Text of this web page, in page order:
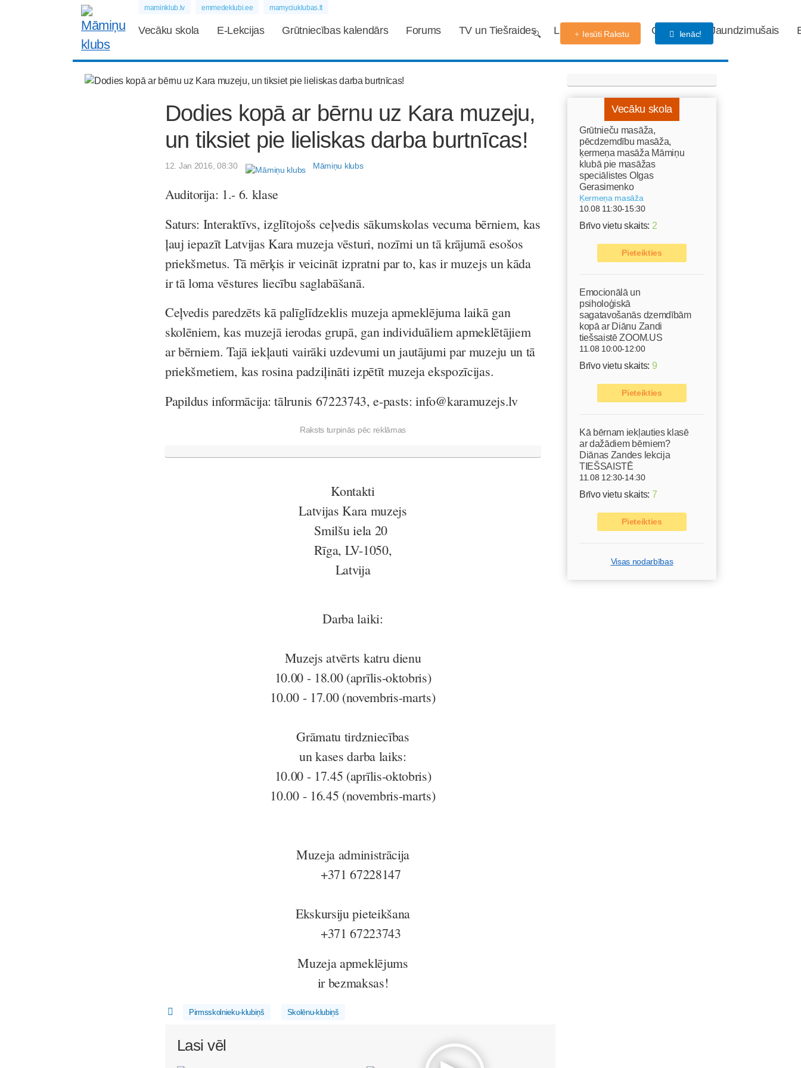
maminklub.lv emmedeklubi.ee mamyciuklubas.lt
Vecāku skola E-Lekcijas Grūtniecības kalendārs Forums TV un Tiešraides Labdarības fonds Gaidības Jaundzimušais
Iesūti Rakstu Ienāc!
Dodies kopā ar bērnu uz Kara muzeju,
un tiksiet pie lieliskas darba burtnīcas!
12. Jan 2016, 08:30 Māmiņu klubs
Auditorija: 1.- 6. klase
Saturs: Interaktīvs, izglītojošs ceļvedis sākumskolas vecuma bērniem, kas
ļauj iepazīt Latvijas Kara muzeja vēsturi, nozīmi un tā krājumā esošos
priekšmetus. Tā mērķis ir veicināt izpratni par to, kas ir muzejs un kāda
ir tā loma vēstures liecību saglabāšanā.
Ceļvedis paredzēts kā palīglīdzeklis muzeja apmeklējuma laikā gan
skolēniem, kas muzejā ierodas grupā, gan individuāliem apmeklētājiem
ar bērniem. Tajā iekļauti vairāki uzdevumi un jautājumi par muzeju un tā
priekšmetiem, kas rosina padziļināti izpētīt muzeja ekspozīcijas.
Papildus informācija: tālrunis 67223743, e-pasts: info@karamuzejs.lv
Raksts turpinās pēc reklāmas
Kontakti
Latvijas Kara muzejs
Smilšu iela 20
Rīga, LV-1050,
Latvija
Darba laiki:
Muzejs atvērts katru dienu
10.00 - 18.00 (aprīlis-oktobris)
10.00 - 17.00 (novembris-marts)
Grāmatu tirdzniecības
un kases darba laiks:
10.00 - 17.45 (aprīlis-oktobris)
10.00 - 16.45 (novembris-marts)
Muzeja administrācija
+371 67228147
Ekskursiju pieteikšana
+371 67223743
Muzeja apmeklējums
ir bezmaksas!
Pirmsskolnieku-klubiņš Skolēnu-klubiņš
Lasi vēl
Vecāku skola
Grūtnieču masāža,
pēcdzemdību masāža,
ķermeņa masāža Māmiņu
klubā pie masāžas
speciālistes Olgas
Gerasimenko
Ķermeņa masāža
10.08 11:30-15:30
Brīvo vietu skaits: 2
Pieteikties
Emocionālā un
psiholoģiskā
sagatavošanās dzemdībām
kopā ar Diānu Zandi
tiešsaistē ZOOM.US
11.08 10:00-12:00
Brīvo vietu skaits: 9
Pieteikties
Kā bērnam iekļauties klasē
ar dažādiem bērniem?
Diānas Zandes lekcija
TIEŠSAISTĒ
11.08 12:30-14:30
Brīvo vietu skaits: 7
Pieteikties
Visas nodarbības